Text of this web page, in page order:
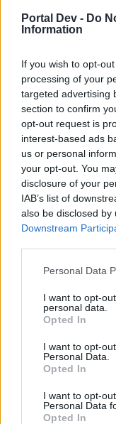
Portal Dev - Do
Information
If you wish to opt-
processing of your
targeted advertising
section to confirm
opt-out request is
interest-based ads
us or personal
your opt-out. You
disclosure of your
IAB’s list of
also be disclosed
Downstream
Personal Data
I want to opt-
personal data.
Opted In
I want to opt-
Personal Data.
Opted In
I want to opt-
Personal Data
Opted In
Ehrlich gesagt
Abo und Shop-
Nachtrag:
Gerade auch
reduziert. Die
(Also Items und
März 2026
31 Mai 2026
tanto01undBreckiegefällt
Ehrlich gesagt kann
Das Mühlenabo
Ich hätte mir mal
gewünscht, aber